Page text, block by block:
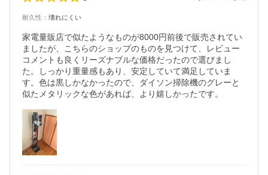
耐久性 ： 壊れにくい
家電量販店で似たようなものが8000円前後で販売されてい
ましたが、こちらのショップのものを見つけて、レビュー
コメントも良くリーズナブルな価格だったので選びまし
た。しっかり重量感もあり、安定していて満足していま
す。色は黒しかなかったので、ダイソン掃除機のグレーと
似たメタリックな色があれば、より嬉しかったです。